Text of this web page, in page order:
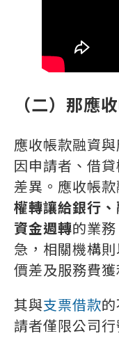
（二）那應
應收帳款融資
因申請者、借
差異。應收帳
權轉讓給銀行
資金週轉的業
急，相關機構
價差及服務費獲
其與支票借款
請者僅限公司